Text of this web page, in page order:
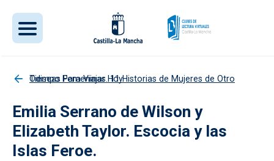
Odiseas Femeninas. 11 Historias de Mujeres de Otro Tiempo Para Viajar Hoy
Emilia Serrano de Wilson y
Elizabeth Taylor. Escocia y las
Islas Feroe.